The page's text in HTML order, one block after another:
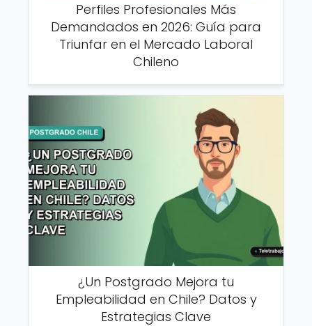
Perfiles Profesionales Más
Demandados en 2026: Guía para
Triunfar en el Mercado Laboral
Chileno
¿Un Postgrado Mejora tu
Empleabilidad en Chile? Datos y
Estrategias Clave